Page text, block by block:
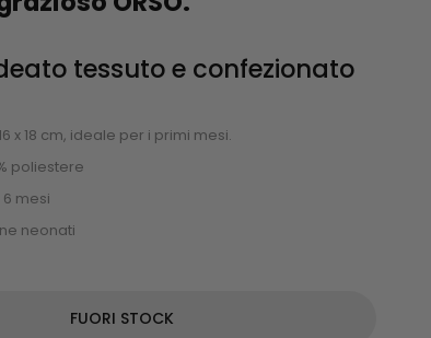
tessuto e confezionato
x 18 cm, ideale per i primi mesi.
poliestere
mesi
neonati
FUORI STOCK